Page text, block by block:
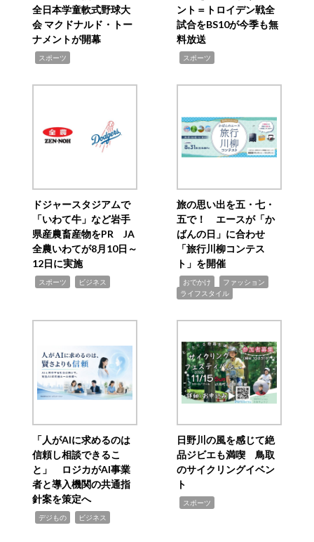
全日本学童軟式野球大
会 マクドナルド・トー
ナメントが開幕
スポーツ
ント＝トロイデン戦全
試合をBS10が今季も無
料放送
スポーツ
ドジャースタジアムで
「いわて牛」など岩手
県産農畜産物をPR JA
全農いわてが8月10日～
12日に実施
スポーツ ビジネス
旅の思い出を五・七・
五で！ エースが「か
ばんの日」に合わせ
「旅行川柳コンテス
ト」を開催
おでかけ ファッション
ライフスタイル
「人がAIに求めるのは
信頼し相談できるこ
と」 ロジカがAI事業
者と導入機関の共通指
針案を策定へ
デジもの ビジネス
日野川の風を感じて絶
品ジビエも満喫 鳥取
のサイクリングイベン
ト
スポーツ